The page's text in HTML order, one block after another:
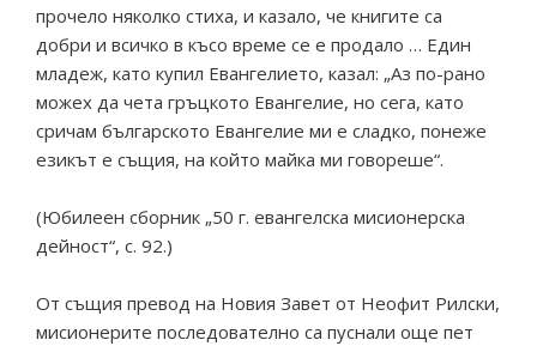
прочело няколко стиха, и казало, че книгите са
добри и всичко в късо време се е продало … Един
младеж, като купил Евангелието, казал: „Аз по-рано
можех да чета гръцкото Евангелие, но сега, като
сричам българското Евангелие ми е сладко, понеже
езикът е същия, на който майка ми говореше“.
(Юбилеен сборник „50 г. евангелска мисионерска
дейност“, с. 92.)
От същия превод на Новия Завет от Неофит Рилски,
мисионерите последователно са пуснали още пет